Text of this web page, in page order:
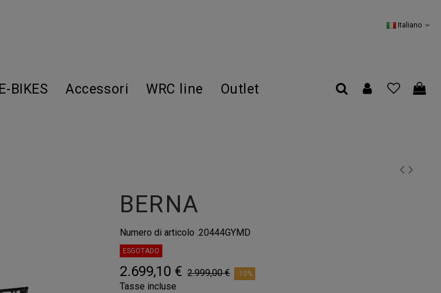
Italiano
E-BIKES Accessori WRC line Outlet
BERNA
Numero di articolo .20444GYMD
ESGOTADO
2.699,10 € 2.999,00 € -10%
Tasse incluse